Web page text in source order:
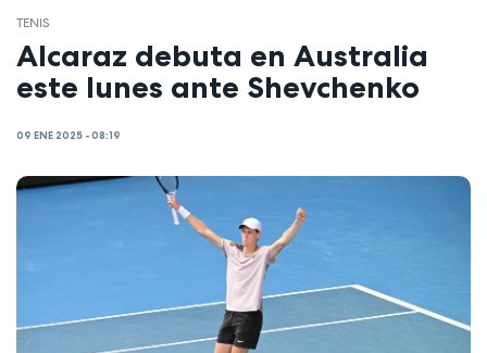
TENIS
Alcaraz debuta en Australia
este lunes ante Shevchenko
09 ENE 2025 - 08:19